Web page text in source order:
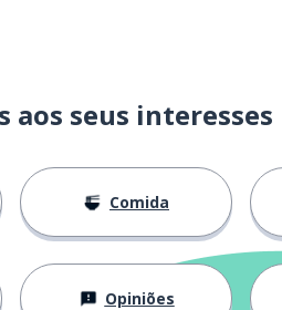
seus interesses
Comida
Opiniões